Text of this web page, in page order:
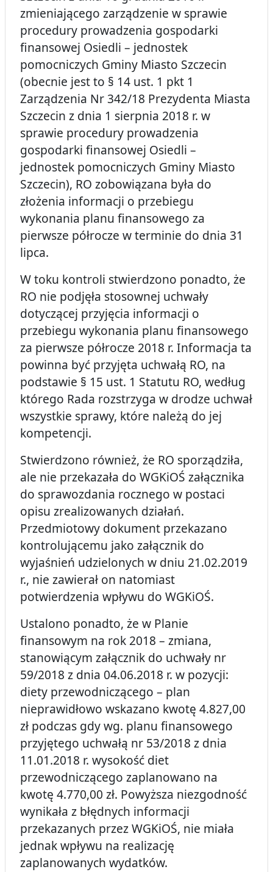
zmieniającego zarządzenie w sprawie
procedury prowadzenia gospodarki
finansowej Osiedli – jednostek
pomocniczych Gminy Miasto Szczecin
(obecnie jest to § 14 ust. 1 pkt 1
Zarządzenia Nr 342/18 Prezydenta Miasta
Szczecin z dnia 1 sierpnia 2018 r. w
sprawie procedury prowadzenia
gospodarki finansowej Osiedli –
jednostek pomocniczych Gminy Miasto
Szczecin), RO zobowiązana była do
złożenia informacji o przebiegu
wykonania planu finansowego za
pierwsze półrocze w terminie do dnia 31
lipca.
W toku kontroli stwierdzono ponadto, że
RO nie podjęła stosownej uchwały
dotyczącej przyjęcia informacji o
przebiegu wykonania planu finansowego
za pierwsze półrocze 2018 r. Informacja ta
powinna być przyjęta uchwałą RO, na
podstawie § 15 ust. 1 Statutu RO, według
którego Rada rozstrzyga w drodze uchwał
wszystkie sprawy, które należą do jej
kompetencji.
Stwierdzono również, że RO sporządziła,
ale nie przekazała do WGKiOŚ załącznika
do sprawozdania rocznego w postaci
opisu zrealizowanych działań.
Przedmiotowy dokument przekazano
kontrolującemu jako załącznik do
wyjaśnień udzielonych w dniu 21.02.2019
r., nie zawierał on natomiast
potwierdzenia wpływu do WGKiOŚ.
Ustalono ponadto, że w Planie
finansowym na rok 2018 – zmiana,
stanowiącym załącznik do uchwały nr
59/2018 z dnia 04.06.2018 r. w pozycji:
diety przewodniczącego – plan
nieprawidłowo wskazano kwotę 4.827,00
zł podczas gdy wg. planu finansowego
przyjętego uchwałą nr 53/2018 z dnia
11.01.2018 r. wysokość diet
przewodniczącego zaplanowano na
kwotę 4.770,00 zł. Powyższa niezgodność
wynikała z błędnych informacji
przekazanych przez WGKiOŚ, nie miała
jednak wpływu na realizację
zaplanowanych wydatków.